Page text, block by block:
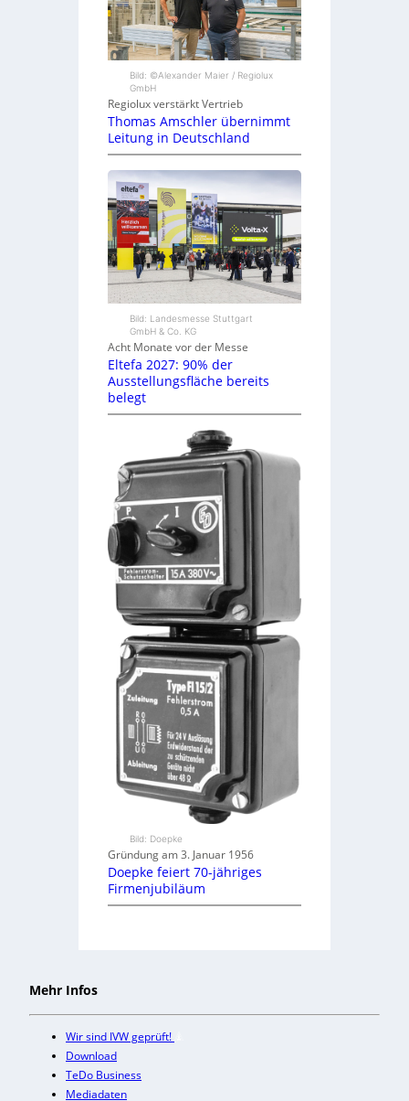
Bild: ©Alexander Maier / Regiolux
GmbH
Regiolux verstärkt Vertrieb
Thomas Amschler übernimmt
Leitung in Deutschland
Bild: Landesmesse Stuttgart
GmbH & Co. KG
Acht Monate vor der Messe
Eltefa 2027: 90% der
Ausstellungsfläche bereits
belegt
Bild: Doepke
Gründung am 3. Januar 1956
Doepke feiert 70-jähriges
Firmenjubiläum
Mehr Infos
Wir sind IVW geprüft!
Download
TeDo Business
Mediadaten